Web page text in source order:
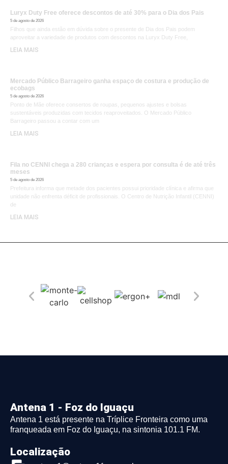
Luryx Duty Free oferece descontos de até 30% para o Dia dos Pais
5 de agosto de 2026
Filhos que ainda estão em dúvida sobre o presente de Dia dos Pais podem
aproveitar a variedade de produtos com descontos na Luryx Duty Free,
LEIA MAIS
Mercado Público Barrageiro ganha espaço de costura e produção de
ecobags
5 de agosto de 2026
Ponto de Mãe oferece consertos de roupas, pequenos ajustes e bolsas
sustentáveis produzidas com tecidos reaproveitados. O Mercado Público
Barrageiro passou a contar com um
LEIA MAIS
Fila no CENNI chega a 280 crianças e espera por consulta é de até três
meses
5 de agosto de 2026
Prefeitura informa que metade dos pacientes possui prioridade clínica e afirma que
unidade não enfrenta déficit de profissionais. O Centro de Nutrição Infantil (CENNI)
de
LEIA MAIS
Antena 1 - Foz do Iguaçu
Antena 1 está presente na Tríplice Fronteira como uma
franqueada em Foz do Iguaçu, na sintonia 101.1 FM.
Localização